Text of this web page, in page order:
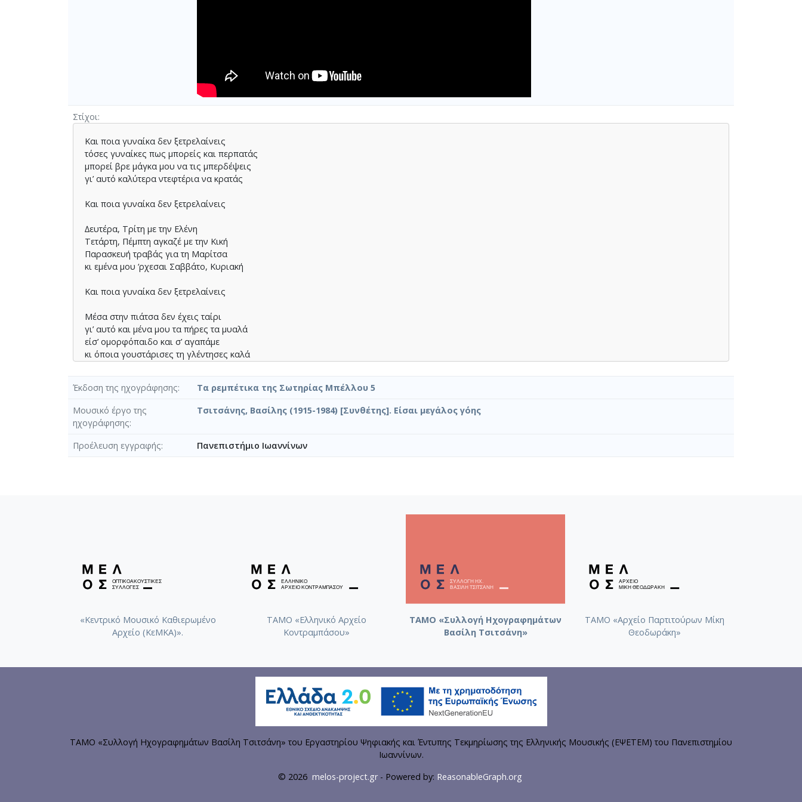
Στίχοι
Και ποια γυναίκα δεν ξετρελαίνεις
τόσες γυναίκες πως µπορείς και περπατάς
µπορεί βρε µάγκα µου να τις µπερδέψεις
γι’ αυτό καλύτερα ντεφτέρια να κρατάς
Και ποια γυναίκα δεν ξετρελαίνεις
∆ευτέρα, Τρίτη µε την Ελένη
Τετάρτη, Πέµπτη αγκαζέ µε την Κική
Παρασκευή τραβάς για τη Μαρίτσα
κι εµένα µου ‘ρχεσαι Σαββάτο, Κυριακή
Και ποια γυναίκα δεν ξετρελαίνεις
Μέσα στην πιάτσα δεν έχεις ταίρι
γι’ αυτό και µένα µου τα πήρες τα µυαλά
είσ’ οµορφόπαιδο και σ’ αγαπάµε
κι όποια γουστάρισες τη γλέντησες καλά
Έκδοση της ηχογράφησης
Τα ρεμπέτικα της Σωτηρίας Μπέλλου 5
Μουσικό έργο της
ηχογράφησης
Τσιτσάνης, Βασίλης (1915-1984) [Συνθέτης]. Είσαι μεγάλος γόης
Προέλευση εγγραφής Πανεπιστήμιο Ιωαννίνων
«Κεντρικό Μουσικό Καθιερωμένο
Αρχείο (ΚεΜΚΑ)».
ΤΑΜΟ «Ελληνικό Αρχείο
Κοντραμπάσου»
ΤΑΜΟ «Συλλογή Ηχογραφημάτων
Βασίλη Τσιτσάνη»
ΤΑΜΟ «Αρχείο Παρτιτούρων Μίκη
Θεοδωράκη»
ΤΑΜΟ «Συλλογή Ηχογραφημάτων Βασίλη Τσιτσάνη» του Εργαστηρίου Ψηφιακής και Έντυπης Τεκμηρίωσης της Ελληνικής Μουσικής (ΕΨΕΤΕΜ) του Πανεπιστημίου
Ιωαννίνων.
© 2026 melos-project.gr- Powered by: ReasonableGraph.org